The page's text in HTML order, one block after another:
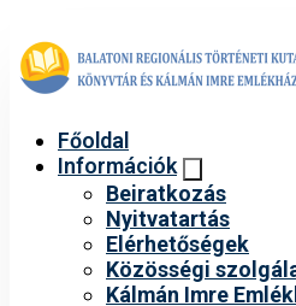
Főoldal
Információk
Beiratkozás
Nyitvatartás
Elérhetőségek
Közösségi
Kálmán Imre